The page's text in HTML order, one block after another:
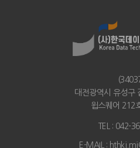
대전광역시 유성구
윕스퀘어 212
TEL : 042-
E-MAIL :